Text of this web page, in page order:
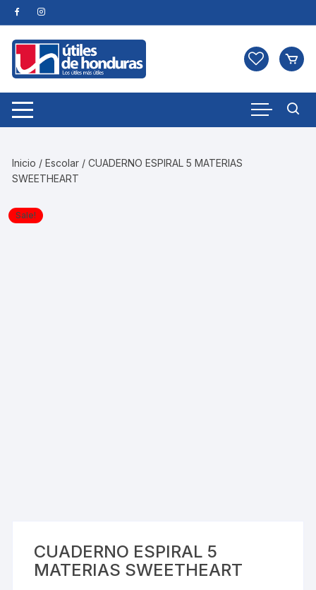
Skip
to
content
Inicio /Escolar / CUADERNO ESPIRAL 5 MATERIAS
SWEETHEART
Sale!
CUADERNO ESPIRAL 5
MATERIAS SWEETHEART